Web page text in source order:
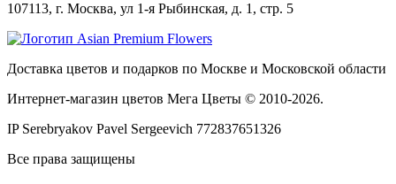
107113, г. Москва, ул 1-я Рыбинская, д. 1, стр. 5
Доставка цветов и подарков по Москве и Московской области
Интернет-магазин цветов Мега Цветы © 2010-2026.
IP Serebryakov Pavel Sergeevich 772837651326
Все права защищены